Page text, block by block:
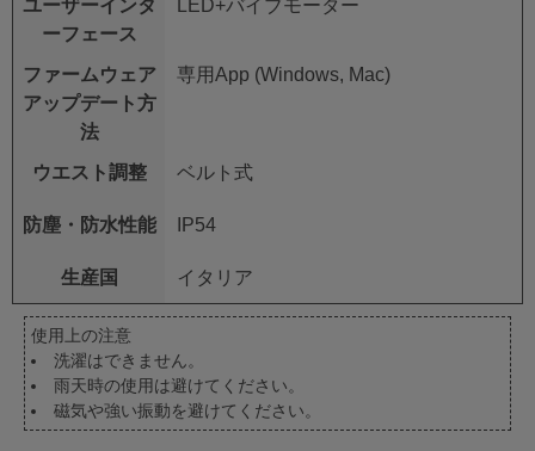
ユーザーインタ
ーフェース
LED+バイブモーター
ファームウェア
アップデート方
法
専用App (Windows, Mac)
ウエスト調整 ベルト式
防塵・防水性能 IP54
生産国 イタリア
使用上の注意
洗濯はできません。
雨天時の使用は避けてください。
磁気や強い振動を避けてください。